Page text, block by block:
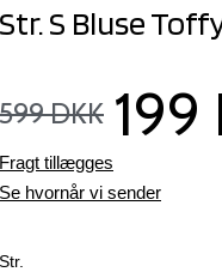
Str. S Bluse
599 DKK 199
Fragt tillægges
Se hvornår vi sender
Str.